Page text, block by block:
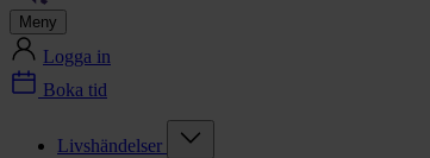
Meny
Logga in
Boka tid
Livshändelser